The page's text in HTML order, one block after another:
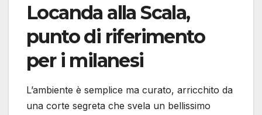
Locanda alla Scala,
punto di riferimento
per i milanesi
L’ambiente è semplice ma curato, arricchito da
una corte segreta che svela un bellissimo